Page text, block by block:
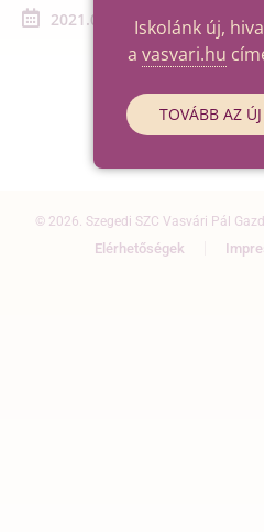
2021.06.25. - 2021.06.25.
© 2026. Szegedi SZC Vasvári Pál
Elérhetőségek
Iskolánk új,
a vasvari.hu
TOVÁBB AZ